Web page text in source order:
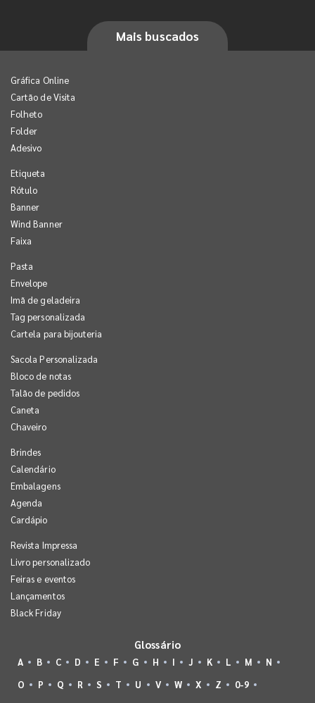
Mais buscados
Gráfica Online
Cartão de Visita
Folheto
Folder
Adesivo
Etiqueta
Rótulo
Banner
Wind Banner
Faixa
Pasta
Envelope
Imã de geladeira
Tag personalizada
Cartela para bijouteria
Sacola Personalizada
Bloco de notas
Talão de pedidos
Caneta
Chaveiro
Brindes
Calendário
Embalagens
Agenda
Cardápio
Revista Impressa
Livro personalizado
Feiras e eventos
Lançamentos
Black Friday
Glossário
A B C D E F G H I J K L M
N
O
P Q R S T U V W X Z 0-9